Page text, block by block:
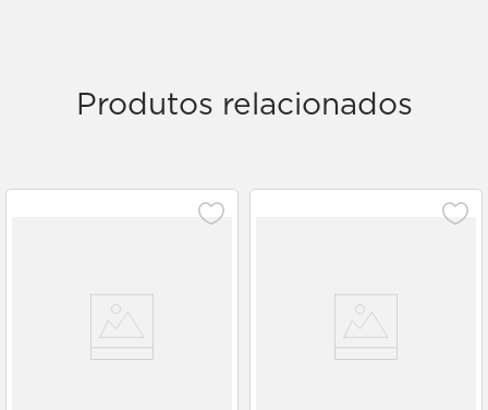
Produtos relacionados